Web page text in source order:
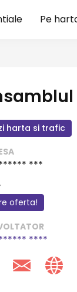
Pe
harta si trafic
***
oferta!
****